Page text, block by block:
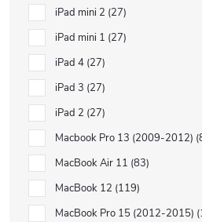
iPad mini 2 27
iPad mini 1 27
iPad 4 27
iPad 3 27
iPad 2 27
Macbook Pro 13 (2009-2012)
MacBook Air 11 83
MacBook 12 119
MacBook Pro 15 (2012-2015)